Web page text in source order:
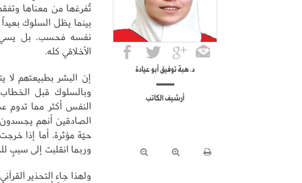
د. هبة توفيق أبو عيادة
أرشيف الكاتب
تُفرغها من معناها
بينما يظل السلوك
نفسه فحسب، بل يسيء
الأخلاقي كله.
إن البشر بطبيعتهم لا
وبالسلوك قبل
النفس أكثر مما تدوم
الصادقين أنهم
حيّة مؤثرة، أما إذا
وربما انقلبت إلى سببٍ
ولهذا جاء التحذير